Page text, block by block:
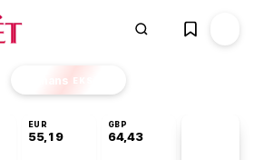
Finans EKSTRA
EUR
55,19
GBP
64,43